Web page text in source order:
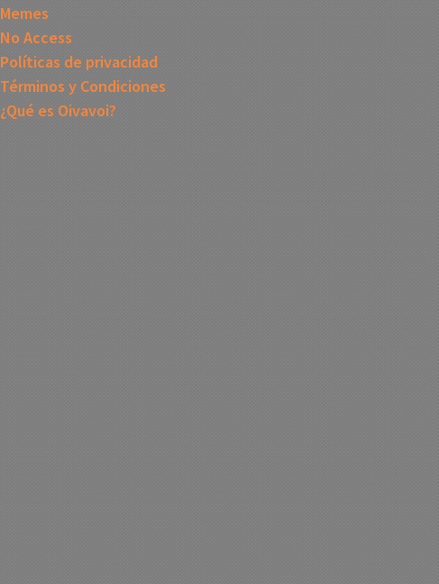
Memes
No Access
Políticas de privacidad
Términos y Condiciones
¿Qué es Oivavoi?